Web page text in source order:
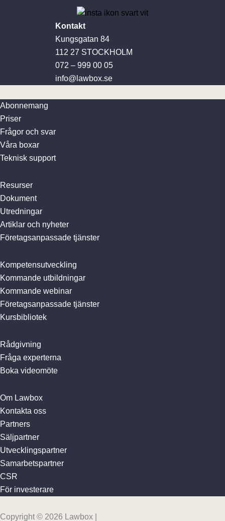
Kontakt
Kungsgatan 84
112 27 STOCKHOLM
072 – 999 00 05
info@lawbox.se
Abonnemang
Priser
Frågor och svar
Våra boxar
Teknisk support
Resurser
Dokument
Utredningar
Artiklar och nyheter
Företagsanpassade tjänster
Kompetensutveckling
Kommande utbildningar
Kommande webinar
Företagsanpassade tjänster
Kursbibliotek
Rådgivning
Fråga experterna
Boka videomöte
Om Lawbox
Kontakta oss
Partners
Säljpartner
Utvecklingspartner
Samarbetspartner
CSR
För investerare
Copyright © 2026 Lawbox |